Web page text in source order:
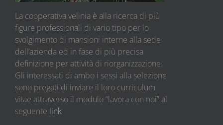
La cooperativa velinia è alla ricerca di più
figure professionali di vario tipo per lo
svolgimento di mansioni interne alla sede
dell’azienda ed in fase di più precisa
definizione per attività di riorganizzazione.
Gli interessati di ambo i sessi alla selezione
sono pregati di inviare il loro curriculum
vitae attraverso il modulo “lavora con noi” al
seguente link